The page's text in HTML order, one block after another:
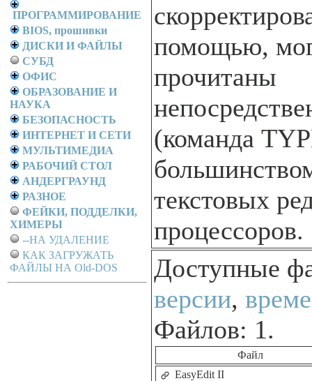
ПРОГРАММИРОВАНИЕ
BIOS, прошивки
ДИСКИ И ФАЙЛЫ
СУБД
ОФИС
ОБРАЗОВАНИЕ И
НАУКА
БЕЗОПАСНОСТЬ
ИНТЕРНЕТ И СЕТИ
МУЛЬТИМЕДИА
РАБОЧИЙ СТОЛ
АНДЕРГРАУНД
РАЗНОЕ
ФЕЙКИ, ПОДДЕЛКИ,
ХИМЕРЫ
--НА УДАЛЕНИЕ
КАК ЗАГРУЖАТЬ
ФАЙЛЫ НА Old-DOS
помощью,
прочитаны
(команда
текстовых
процессоров.
Доступные
версии,
Файлов: 1.
Файл
EasyEdit II